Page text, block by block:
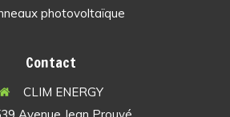
photovoltaïque
Contact
CLIM ENERGY
Avenue Jean Prouvé